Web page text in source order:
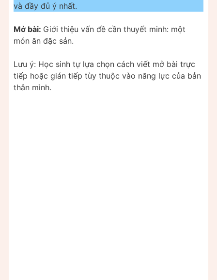
và đầy đủ ý nhất.
Mở bài: Giới thiệu vấn đề cần thuyết minh: một
món ăn đặc sản.
Lưu ý: Học sinh tự lựa chọn cách viết mở bài trực
tiếp hoặc gián tiếp tùy thuộc vào năng lực của bản
thân mình.